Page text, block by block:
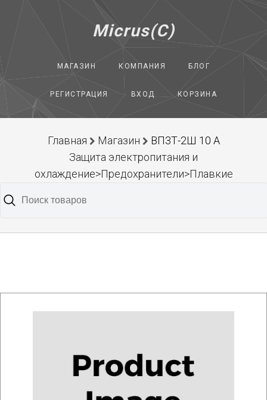
Micrus(C)
МАГАЗИН КОМПАНИЯ БЛОГ
РЕГИСТРАЦИЯ ВХОД КОРЗИНА
Главная Магазин
ВП3Т-2Ш 10 А
Защита электропитания и
охлаждение>Предохранители>Плавкие